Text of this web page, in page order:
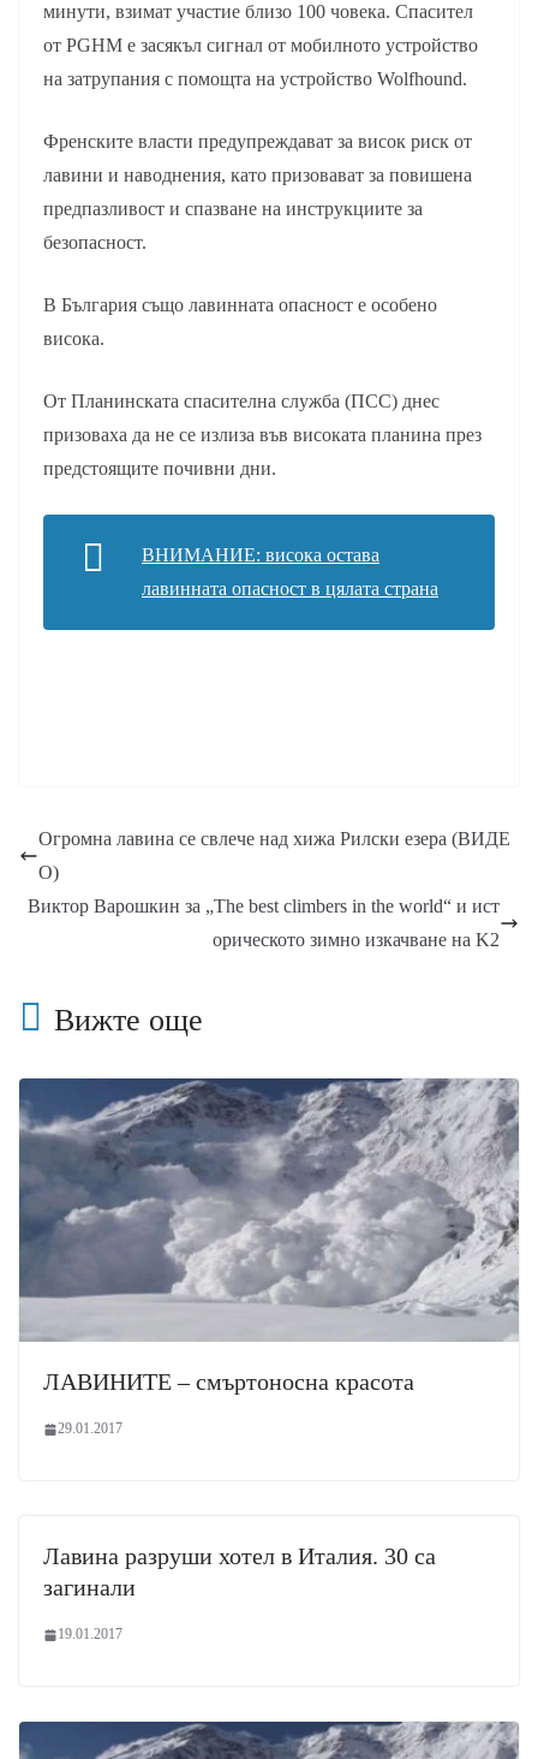
минути, взимат участие близо 100 човека. Спасител
от PGHM е засякъл сигнал от мобилното устройство
на затрупания с помощта на устройство Wolfhound.
Френските власти предупреждават за висок риск от
лавини и наводнения, като призовават за повишена
предпазливост и спазване на инструкциите за
безопасност.
В България също лавинната опасност е особено
висока.
От Планинската спасителна служба (ПСС) днес
призоваха да не се излиза във високата планина през
предстоящите почивни дни.
ВНИМАНИЕ: висока остава
лавинната опасност в цялата страна
Огромна лавина се свлече над хижа Рилски езера (ВИДЕ
О)
Виктор Варошкин за „The best climbers in the world“ и ист
орическото зимно изкачване на K2
Вижте още
ЛАВИНИТЕ – смъртоносна красота
29.01.2017
Лавина разруши хотел в Италия. 30 са
загинали
19.01.2017